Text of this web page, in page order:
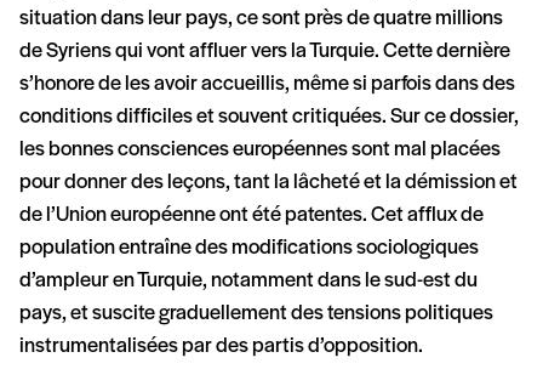
situation dans leur pays, ce sont près de quatre millions
de Syriens qui vont affluer vers la Turquie. Cette dernière
s’honore de les avoir accueillis, même si parfois dans des
conditions difficiles et souvent critiquées. Sur ce dossier,
les bonnes consciences européennes sont mal placées
pour donner des leçons, tant la lâcheté et la démission et
de l’Union européenne ont été patentes. Cet afflux de
population entraîne des modifications sociologiques
d’ampleur en Turquie, notamment dans le sud-est du
pays, et suscite graduellement des tensions politiques
instrumentalisées par des partis d’opposition.